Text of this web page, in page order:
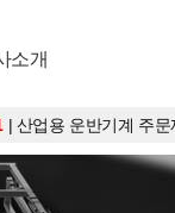
소개
| 산업용 운반기계 주